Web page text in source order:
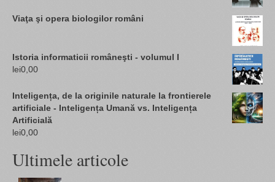
Viaţa şi opera biologilor români
Istoria informaticii româneşti - volumul I
lei0,00
Inteligența, de la originile naturale la frontierele
artificiale - Inteligența Umană vs. Inteligența
Artificială
lei0,00
Ultimele articole